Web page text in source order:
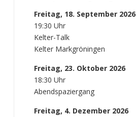
Freitag, 18. September 2026
19:30 Uhr
Kelter-Talk
Kelter Markgröningen
Freitag, 23. Oktober 2026
18:30 Uhr
Abendspaziergang
Freitag, 4. Dezember 2026